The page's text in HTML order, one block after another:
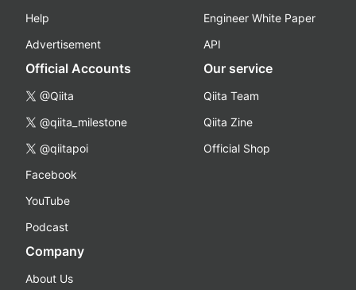
Help
Advertisement
Engineer White Paper
API
Official Accounts
@Qiita
@qiita_milestone
@qiitapoi
Facebook
YouTube
Podcast
Our service
Qiita Team
Qiita Zine
Official Shop
Company
About Us